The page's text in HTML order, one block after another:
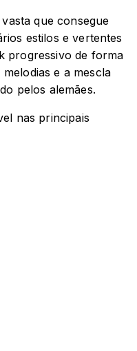
que consegue
estilos e vertentes
progressivo de forma
e a mescla
pelos alemães.
nas principais